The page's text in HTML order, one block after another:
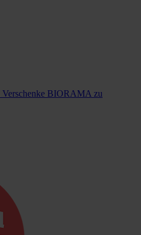
Verschenke BIORAMA zu